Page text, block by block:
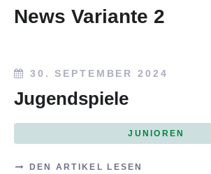
News Variante 2
30. SEPTEMBER 2024
Jugendspiele
JUNIOREN
DEN ARTIKEL LESEN